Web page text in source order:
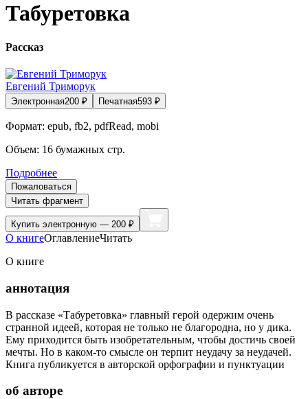
Табуретовка
Рассказ
Евгений Триморук
Электронная200 ₽ Печатная593 ₽
Формат: epub, fb2, pdfRead, mobi
Объем: 16 бумажных стр.
Подробнее
Пожаловаться
Читать фрагмент
Купить электронную — 200 ₽
О книгеОглавлениеЧитать
О книге
аннотация
В рассказе «Табуретовка» главный герой одержим очень
странной идеей, которая не только не благородна, но у дика.
Ему приходится быть изобретательным, чтобы достичь своей
мечты. Но в каком-то смысле он терпит неудачу за неудачей.
Книга публикуется в авторской орфографии и пунктуации
об авторе